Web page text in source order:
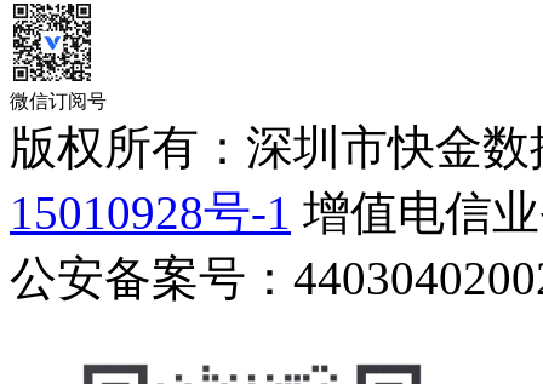
微信订阅号
版权所有：深圳市快金
15010928号-1 增值电信
公安备案号：